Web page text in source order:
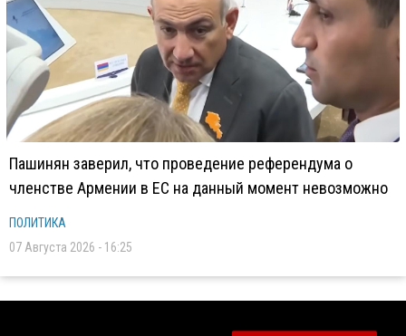
Пашинян заверил, что проведение референдума о
членстве Армении в ЕС на данный момент невозможно
ПОЛИТИКА
07 Августа 2026 - 16:25